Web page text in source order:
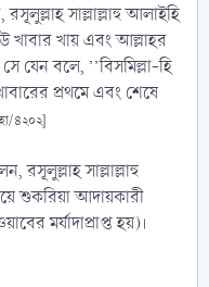
সাল্লাল্লাহু আলাইহি
খাবার খায় এবং আল্লাহর
যেন বলে, ’’বিসমিল্লা-হি
প্রথমে এবং শেষে
৪২০২]
রসূলুল্লাহ সাল্লাল্লাহু
শুকরিয়া আদায়কারী
মর্যাদাপ্রাপ্ত হয়)।